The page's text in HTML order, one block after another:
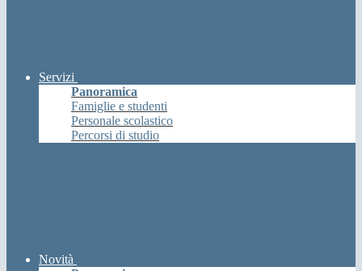
Servizi
Panoramica
Famiglie e studenti
Personale scolastico
Percorsi di studio
Novità